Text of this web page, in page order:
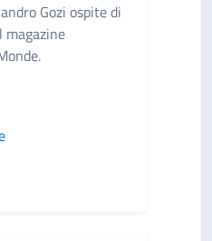
Gozi ospite di
magazine